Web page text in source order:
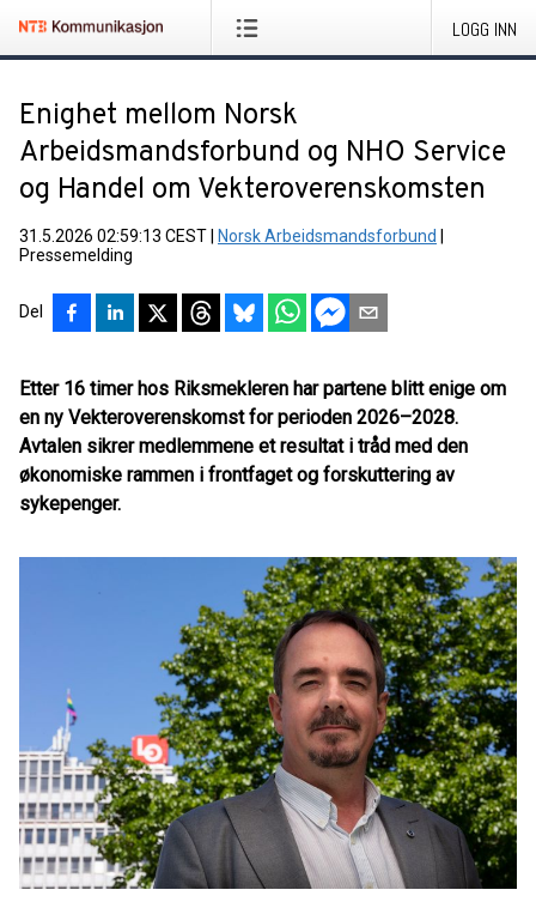
LOGG INN
Enighet mellom Norsk
Arbeidsmandsforbund og NHO Service
og Handel om Vekteroverenskomsten
31.5.2026 02:59:13 CEST Norsk Arbeidsmandsforbund
Pressemelding
Del
Etter 16 timer hos Riksmekleren har partene blitt enige om
en ny Vekteroverenskomst for perioden 2026–2028.
Avtalen sikrer medlemmene et resultat i tråd med den
økonomiske rammen i frontfaget og forskuttering av
sykepenger.